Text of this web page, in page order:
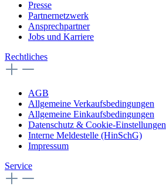
Presse
Partnernetzwerk
Ansprechpartner
Jobs und Karriere
Rechtliches
AGB
Allgemeine Verkaufsbedingungen
Allgemeine Einkaufsbedingungen
Datenschutz & Cookie-Einstellungen
Interne Meldestelle (HinSchG)
Impressum
Service